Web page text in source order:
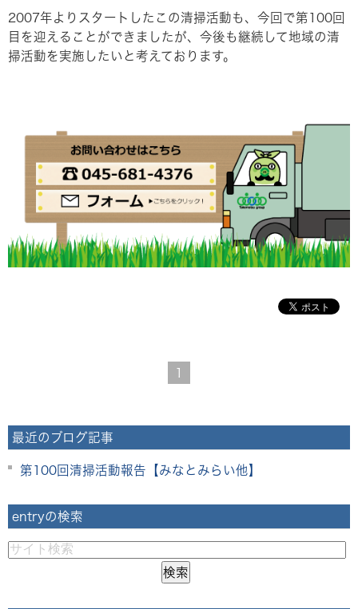
2007年よりスタートしたこの清掃活動も、今回で第100回
目を迎えることができましたが、今後も継続して地域の清
掃活動を実施したいと考えております。
1
最近のブログ記事
第100回清掃活動報告【みなとみらい他】
entryの検索